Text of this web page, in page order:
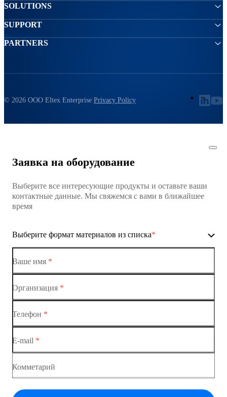
SOLUTIONS
SUPPORT
PARTNERS
© 2026 ООО Eltex Enterprise Privacy Policy
Заявка на оборудование
Выберите все интересующие продукты и оставьте ваши
контактные данные. Мы свяжемся с вами в ближайшее
время
Выберите формат материалов из списка*
Ethernet-коммутаторы
Ваше имя *
Организация *
Телефон *
E-mail *
Комметарий